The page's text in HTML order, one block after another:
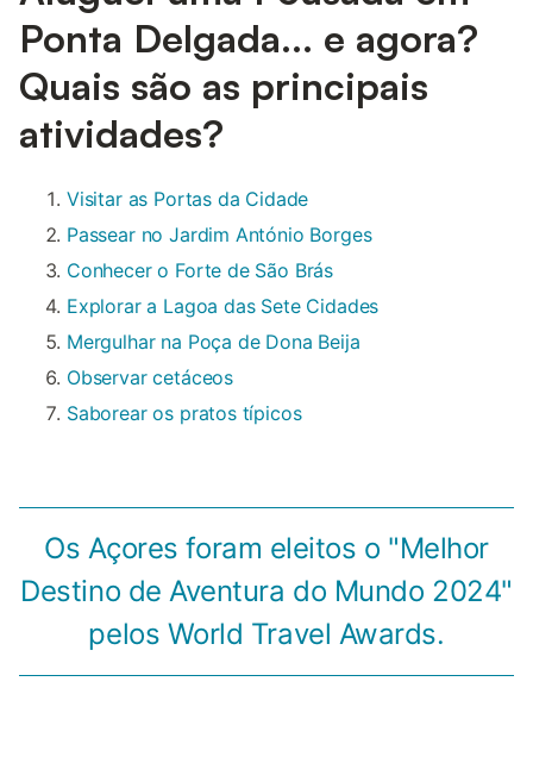
Ponta Delgada... e agora?
Quais são as principais
atividades?
Visitar as Portas da Cidade
Passear no Jardim António Borges
Conhecer o Forte de São Brás
Explorar a Lagoa das Sete Cidades
Mergulhar na Poça de Dona Beija
Observar cetáceos
Saborear os pratos típicos
Os Açores foram eleitos o "Melhor
Destino de Aventura do Mundo 2024"
pelos World Travel Awards.